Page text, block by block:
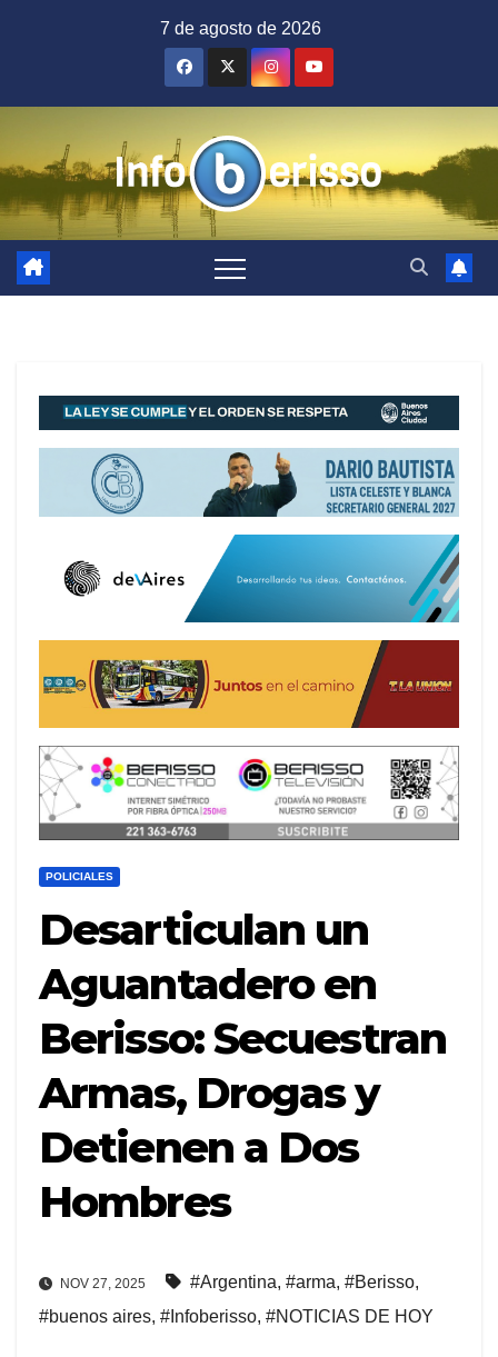
7 de agosto de 2026
POLICIALES
Desarticulan un
Aguantadero en
Berisso: Secuestran
Armas, Drogas y
Detienen a Dos
Hombres
NOV 27, 2025 #Argentina, #arma, #Berisso,
#buenos aires, #Infoberisso, #NOTICIAS DE HOY